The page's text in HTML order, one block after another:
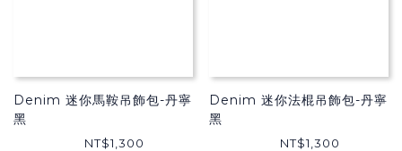
Denim 迷你馬鞍吊飾包-丹寧
黑
NT$1,300
Denim 迷你法棍吊飾包-丹寧
黑
NT$1,300